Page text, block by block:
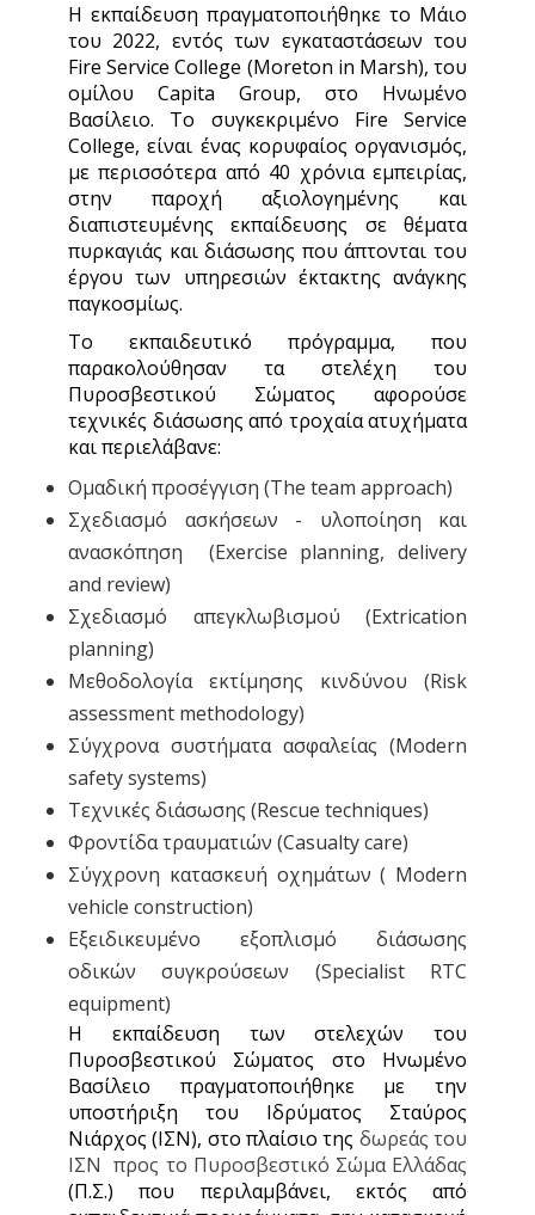
Η εκπαίδευση πραγματοποιήθηκε το Μάιο
του 2022, εντός των εγκαταστάσεων του
Fire Service College (Moreton in Marsh), του
ομίλου Capita Group, στο Ηνωμένο
Βασίλειο. Το συγκεκριμένο Fire Service
College, είναι ένας κορυφαίος οργανισμός,
με περισσότερα από 40 χρόνια εμπειρίας,
στην παροχή αξιολογημένης και
διαπιστευμένης εκπαίδευσης σε θέματα
πυρκαγιάς και διάσωσης που άπτονται του
έργου των υπηρεσιών έκτακτης ανάγκης
παγκοσμίως.
Το εκπαιδευτικό πρόγραμμα, που
παρακολούθησαν τα στελέχη του
Πυροσβεστικού Σώματος αφορούσε
τεχνικές διάσωσης από τροχαία ατυχήματα
και περιελάβανε:
Ομαδική προσέγγιση (The team approach)
Σχεδιασμό ασκήσεων - υλοποίηση και
ανασκόπηση (Exercise planning, delivery
and review)
Σχεδιασμό απεγκλωβισμού (Extrication
planning)
Μεθοδολογία εκτίμησης κινδύνου (Risk
assessment methodology)
Σύγχρονα συστήματα ασφαλείας (Modern
safety systems)
Τεχνικές διάσωσης (Rescue techniques)
Φροντίδα τραυματιών (Casualty care)
Σύγχρονη κατασκευή οχημάτων ( Modern
vehicle construction)
Εξειδικευμένο εξοπλισμό διάσωσης
οδικών συγκρούσεων (Specialist RTC
equipment)
Η εκπαίδευση των στελεχών του
Πυροσβεστικού Σώματος στο Ηνωμένο
Βασίλειο πραγματοποιήθηκε με την
υποστήριξη του Ιδρύματος Σταύρος
Νιάρχος (ΙΣΝ), στο πλαίσιο της δωρεάς του
ΙΣΝ προς το Πυροσβεστικό Σώμα Ελλάδας
(Π.Σ.) που περιλαμβάνει, εκτός από